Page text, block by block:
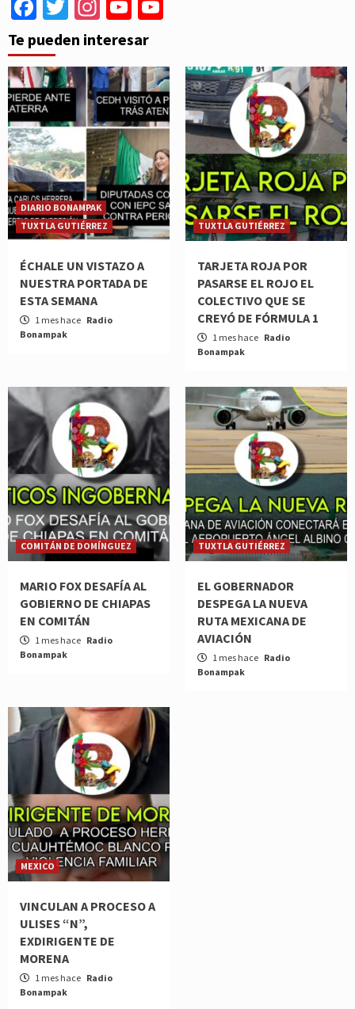
Facebook
Twitter
Instagram
YouTube
Te pueden interesar
DIARIO BONAMPAK
TUXTLA GUTIÉRREZ
ÉCHALE UN VISTAZO A
NUESTRA PORTADA DE
ESTA SEMANA
1 mes hace Radio
Bonampak
TUXTLA GUTIÉRREZ
TARJETA ROJA POR
PASARSE EL ROJO EL
COLECTIVO QUE SE
CREYÓ DE FÓRMULA 1
1 mes hace Radio
Bonampak
COMITÁN DE DOMÍNGUEZ
MARIO FOX DESAFÍA AL
GOBIERNO DE CHIAPAS
EN COMITÁN
1 mes hace Radio
Bonampak
TUXTLA GUTIÉRREZ
EL GOBERNADOR
DESPEGA LA NUEVA
RUTA MEXICANA DE
AVIACIÓN
1 mes hace Radio
Bonampak
MEXICO
VINCULAN A PROCESO A
ULISES “N”,
EXDIRIGENTE DE
MORENA
1 mes hace Radio
Bonampak